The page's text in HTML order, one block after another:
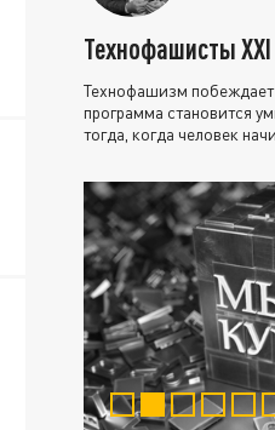
Технофашисты XXI
Технофашизм побеждает
программа становится
тогда, когда человек